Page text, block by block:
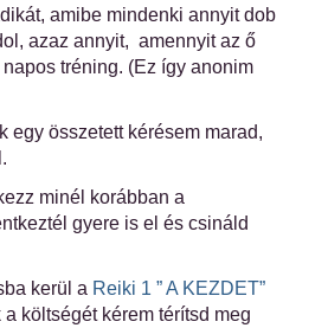
amibe mindenki annyit dob
azaz annyit, amennyit az ő
tréning. (Ez így anonim
egy összetett kérésem marad,
minél korábban a
gyere is el és csináld
kerül a Reiki 1 ” A KEZDET”
költségét kérem térítsd meg